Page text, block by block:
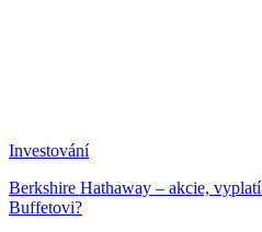
Investování
Berkshire Hathaway – akcie,
Buffetovi?